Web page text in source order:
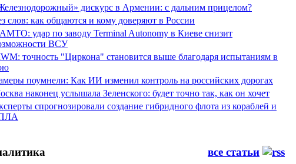
дискурс в Армении: с дальним прицелом?
слов: как общаются и кому доверяют в России
удар по заводу Terminal Autonomy в Киеве снизит
ВСУ
точность "Циркона" становится выше благодаря испытаниям в
поумнели: Как ИИ изменил контроль на российских дорогах
наконец услышала Зеленского: будет точно так, как он хочет
спрогнозировали создание гибридного флота из кораблей и
все статьи